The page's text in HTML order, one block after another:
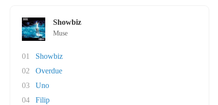
Showbiz
Muse
01
Showbiz
02
Overdue
03
Uno
04
Filip